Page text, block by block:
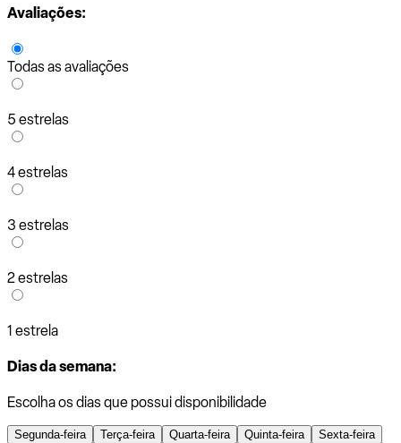
Avaliações:
Todas as avaliações
5 estrelas
4 estrelas
3 estrelas
2 estrelas
1 estrela
Dias da semana:
Escolha os dias que possui disponibilidade
Segunda-feira Terça-feira Quarta-feira Quinta-feira
Sexta-feira